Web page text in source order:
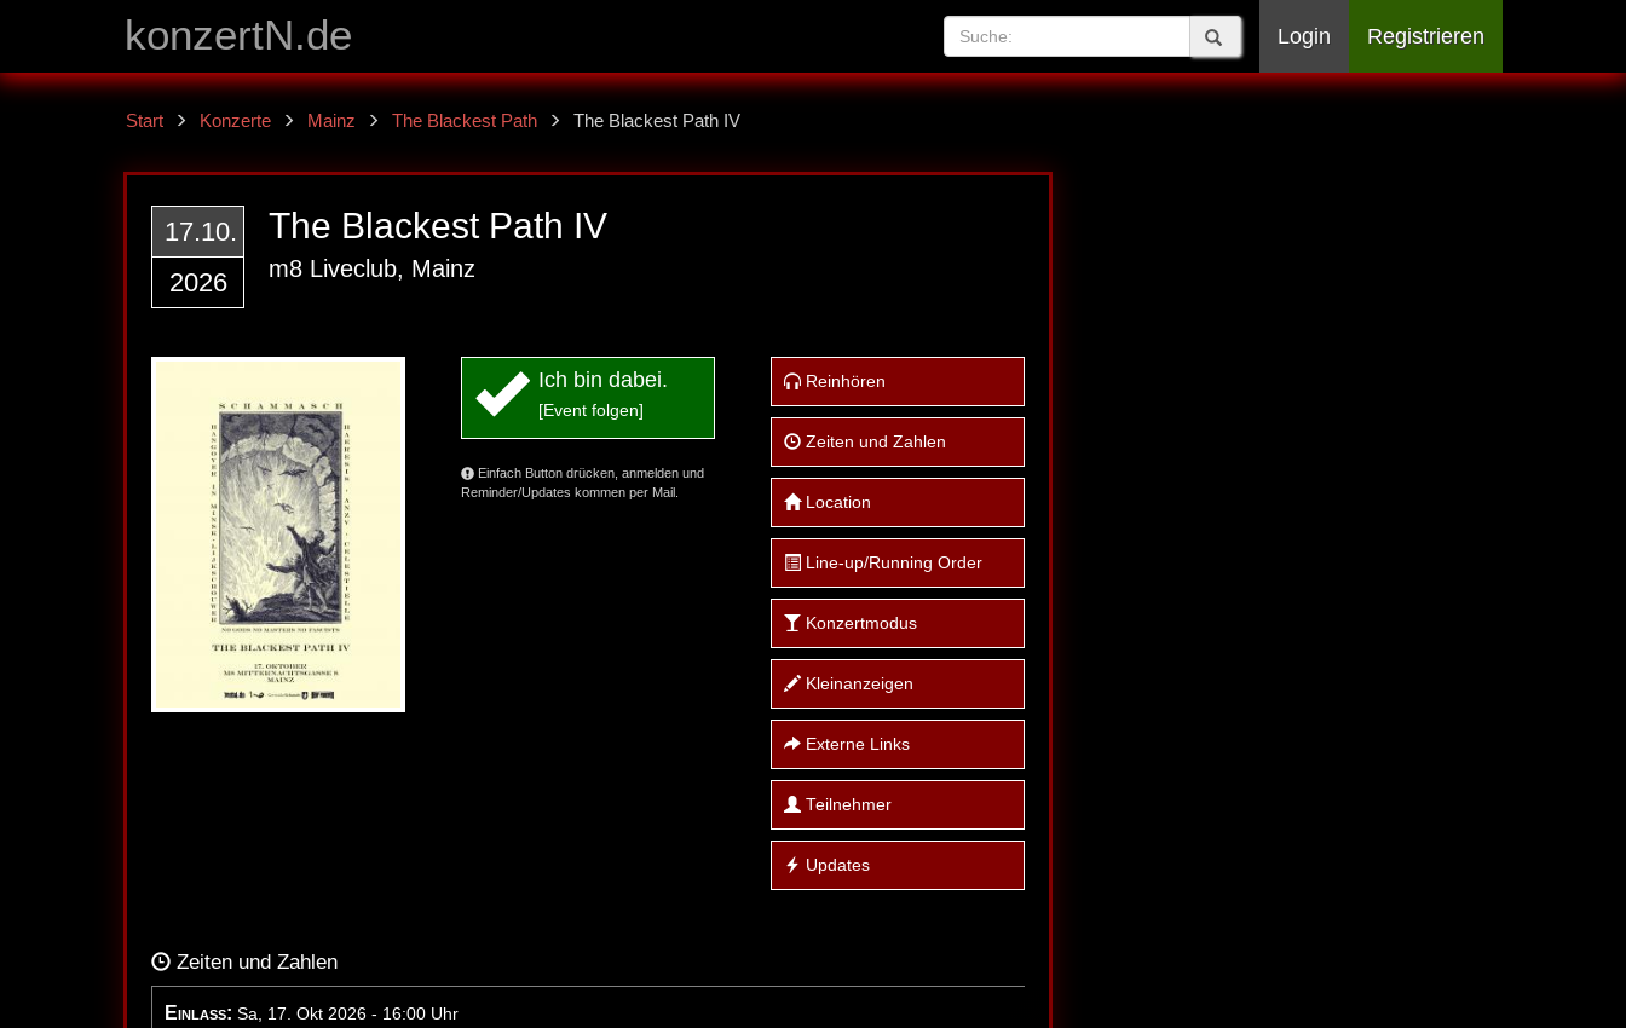
konzertN.de Login Registrieren
Start Konzerte Mainz The Blackest Path The Blackest Path IV
17.10.
2026
The Blackest Path IV
m8 Liveclub, Mainz
Ich bin dabei.
[Event folgen]
Einfach Button drücken, anmelden und
Reminder/Updates kommen per Mail.
Reinhören
Zeiten und Zahlen
Location
Line-up/Running Order
Konzertmodus
Kleinanzeigen
Externe Links
Teilnehmer
Updates
Zeiten und Zahlen
Einlass: Sa, 17. Okt 2026 - 16:00 Uhr